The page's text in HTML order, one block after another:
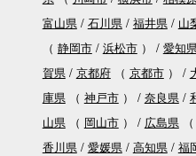
富山県
石川県 福井県 山
（ 静岡市 浜松市） 愛知
賀県
京都府（ 京都市）
庫県（ 神戸市） 奈良県
山県（ 岡山市） 広島県（
香川県
愛媛県 高知県 福